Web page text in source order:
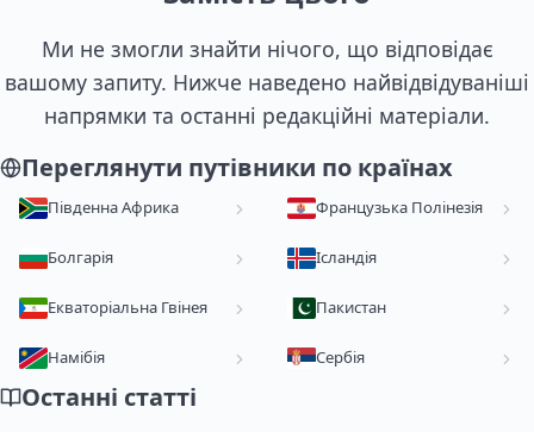
Ми не змогли знайти нічого, що відповідає
вашому запиту. Нижче наведено найвідвідуваніші
напрямки та останні редакційні матеріали.
Переглянути путівники по країнах
Південна Африка Французька Полінезія
Болгарія Ісландія
Екваторіальна Гвінея Пакистан
Намібія Сербія
Останні статті